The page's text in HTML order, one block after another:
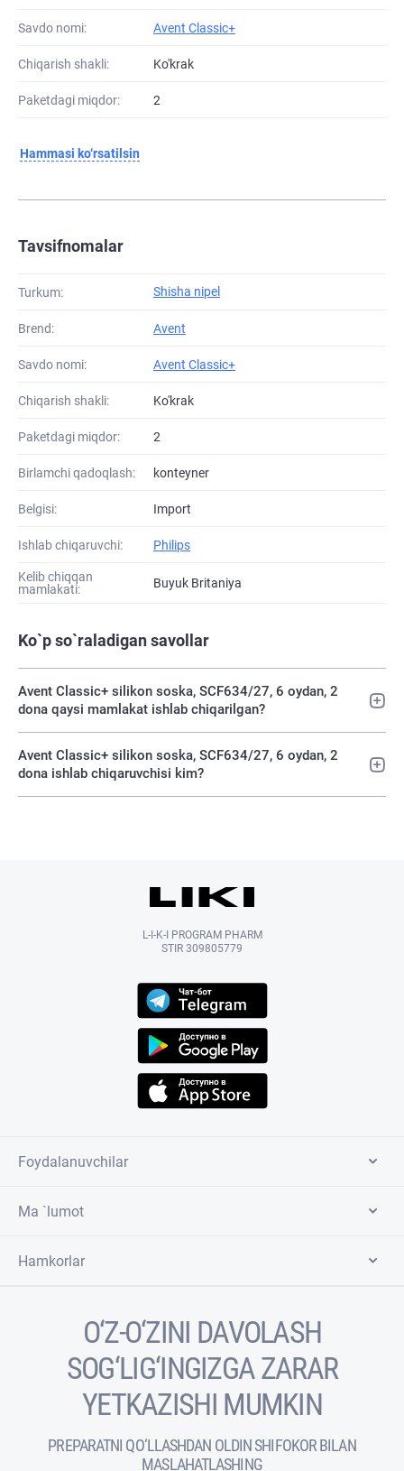
Savdo nomi: Avent Classic+
Chiqarish shakli: Ko'krak
Paketdagi miqdor: 2
Hammasi ko‘rsatilsin
Tavsifnomalar
Turkum: Shisha nipel
Brend: Avent
Savdo nomi: Avent Classic+
Chiqarish shakli: Ko'krak
Paketdagi miqdor: 2
Birlamchi qadoqlash: konteyner
Belgisi: Import
Ishlab chiqaruvchi: Philips
Kelib chiqqan
mamlakati:
Buyuk Britaniya
Ko`p so`raladigan savollar
Avent Classic+ silikon soska, SCF634/27, 6 oydan, 2
dona qaysi mamlakat ishlab chiqarilgan?
Avent Classic+ silikon soska, SCF634/27, 6 oydan, 2
dona ishlab chiqaruvchisi kim?
L-I-K-I PROGRAM PHARM
STIR 309805779
Foydalanuvchilar
Ma `lumot
Hamkorlar
O‘Z-O‘ZINI DAVOLASH
SOG‘LIG‘INGIZGA ZARAR
YETKAZISHI MUMKIN
PREPARATNI QO‘LLASHDAN OLDIN SHIFOKOR BILAN
MASLAHATLASHING